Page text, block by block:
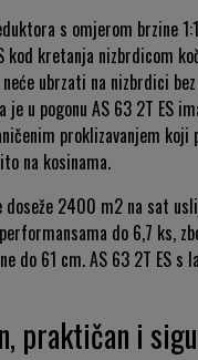
s omjerom brzine
kod kretanja nizbrdicom
ubrzati na nizbrdici
je u pogonu AS 63 2T ES
proklizavanjem koji
na kosinama.
doseže 2400 m2 na sat
do 6,7 ks,
do 61 cm. AS 63 2T ES s
praktičan i